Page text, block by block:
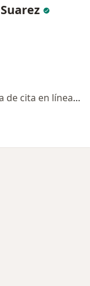
Este especialista no ofrece reserva de cita en línea en esta dirección.